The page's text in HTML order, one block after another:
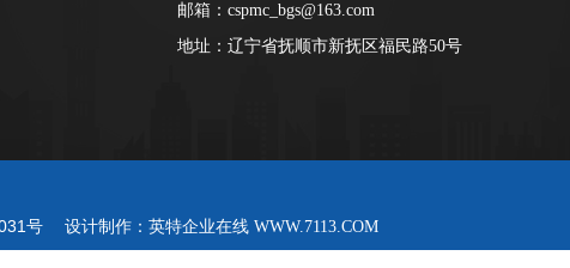
邮箱：cspmc_bgs@163.com
地址：辽宁省抚顺市新抚区福民路50号
号 设计制作：英特企业在线 WWW.7113.COM